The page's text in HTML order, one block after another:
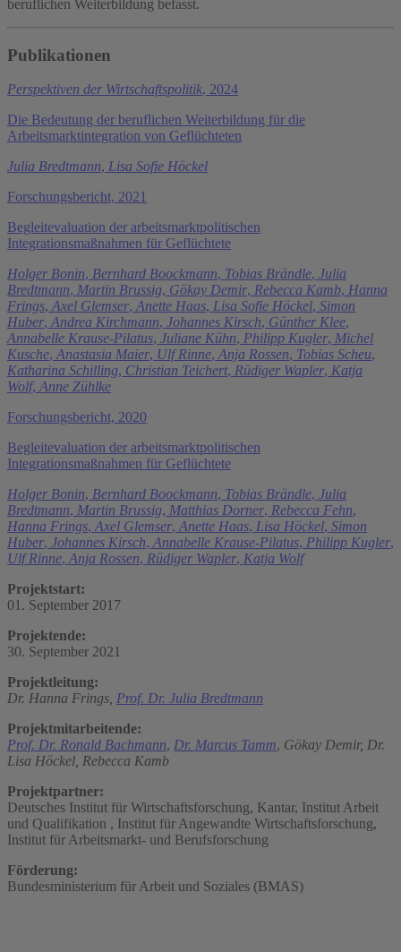
beruflichen Weiterbildung befasst.
Publikationen
Perspektiven der Wirtschaftspolitik, 2024
Die Bedeutung der beruflichen Weiterbildung für die
Arbeitsmarktintegration von Geflüchteten
Julia Bredtmann, Lisa Sofie Höckel
Forschungsbericht, 2021
Begleitevaluation der arbeitsmarktpolitischen
Integrationsmaßnahmen für Geflüchtete
Holger Bonin, Bernhard Boockmann, Tobias Brändle, Julia
Bredtmann, Martin Brussig, Gökay Demir, Rebecca Kamb, Hanna
Frings, Axel Glemser, Anette Haas, Lisa Sofie Höckel, Simon
Huber, Andrea Kirchmann, Johannes Kirsch, Günther Klee,
Annabelle Krause-Pilatus, Juliane Kühn, Philipp Kugler, Michel
Kusche, Anastasia Maier, Ulf Rinne, Anja Rossen, Tobias Scheu,
Katharina Schilling, Christian Teichert, Rüdiger Wapler, Katja
Wolf, Anne Zühlke
Forschungsbericht, 2020
Begleitevaluation der arbeitsmarktpolitischen
Integrationsmaßnahmen für Geflüchtete
Holger Bonin, Bernhard Boockmann, Tobias Brändle, Julia
Bredtmann, Martin Brussig, Matthias Dorner, Rebecca Fehn,
Hanna Frings, Axel Glemser, Anette Haas, Lisa Höckel, Simon
Huber, Johannes Kirsch, Annabelle Krause-Pilatus, Philipp Kugler,
Ulf Rinne, Anja Rossen, Rüdiger Wapler, Katja Wolf
Projektstart:
01. September 2017
Projektende:
30. September 2021
Projektleitung:
Dr. Hanna Frings, Prof. Dr. Julia Bredtmann
Projektmitarbeitende:
Prof. Dr. Ronald Bachmann, Dr. Marcus Tamm, Gökay Demir, Dr.
Lisa Höckel, Rebecca Kamb
Projektpartner:
Deutsches Institut für Wirtschaftsforschung, Kantar, Institut Arbeit
und Qualifikation , Institut für Angewandte Wirtschaftsforschung,
Institut für Arbeitsmarkt- und Berufsforschung
Förderung:
Bundesministerium für Arbeit und Soziales (BMAS)